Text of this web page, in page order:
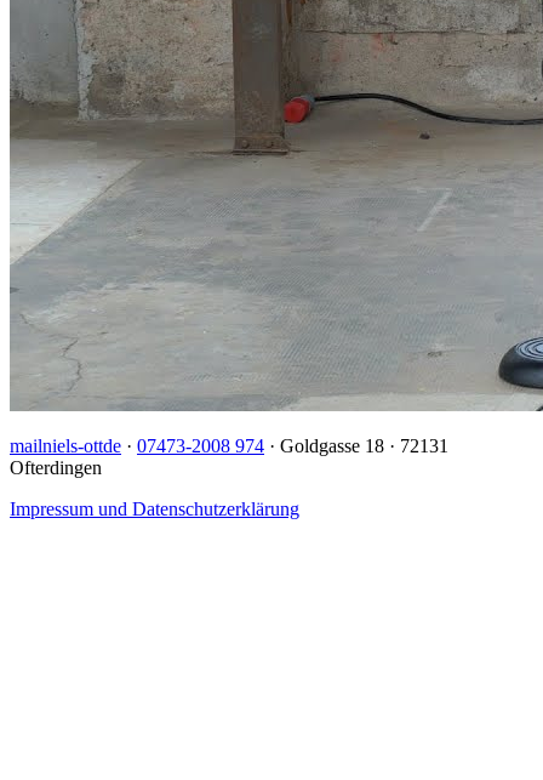
mailniels-ottde · 07473-2008 974 · Goldgasse 18 · 72131
Ofterdingen
Impressum und Datenschutzerklärung